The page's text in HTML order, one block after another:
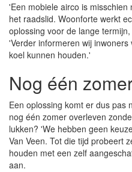
'Een mobiele airco is
het raadslid. Woonforte werkt
oplossing voor de lange
'Verder informeren wij
koel kunnen houden.'
Nog één
Een oplossing komt er dus pas
nog één zomer overleven
lukken? 'We hebben geen
Van Veen. Tot die tijd probeert
houden met een zelf
aan.